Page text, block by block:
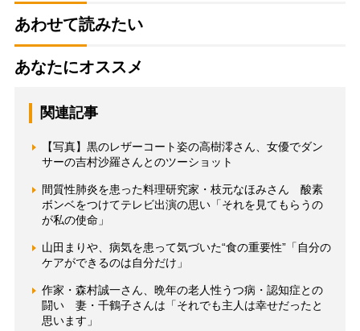
あわせて読みたい
あなたにオススメ
関連記事
【写真】黒のレザーコート姿の高樹澪さん、女優でダン
サーの吉村沙羅さんとのツーショット
間質性肺炎を患った料理研究家・枝元なほみさん 酸素
ボンベをつけてテレビ出演の思い「それを見てもらうの
が私の使命」
山田まりや、病気を患って気づいた“食の重要性”「自分の
ケアができるのは自分だけ」
作家・森村誠一さん、晩年の老人性うつ病・認知症との
闘い 妻・千鶴子さんは「それでも主人は幸せだったと
思います」